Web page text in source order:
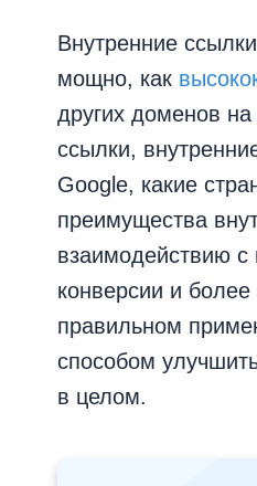
Внутренние
мощно, как
других доменов
ссылки,
Google, какие
преимущества
взаимодействию
конверсии и
правильном
способом
в целом.